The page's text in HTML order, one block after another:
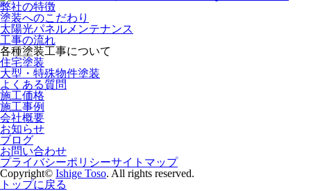
弊社の特徴
塗装へのこだわり
太陽光パネルメンテナンス
工事の流れ
各種塗装工事について
住宅塗装
大型・特殊物件塗装
よくある質問
施工価格
施工事例
会社概要
お知らせ
ブログ
お問い合わせ
プライバシーポリシーサイトマップ
Copyright© Ishige Toso. All rights reserved.
トップに戻る